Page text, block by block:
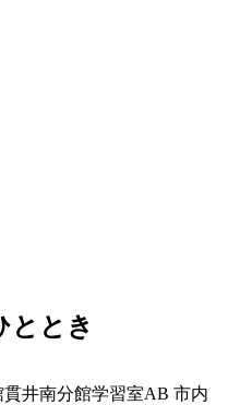
ととき
貫井南分館学習室AB 市内